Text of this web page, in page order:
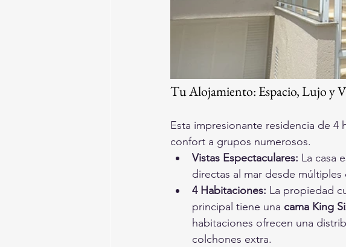
Tu Alojamiento: Espacio, Lujo y
Esta impresionante residencia de 4
confort a grupos numerosos.
Vistas Espectaculares: La casa
directas al mar desde múltiples
4 Habitaciones: La propiedad
principal tiene una cama King
habitaciones ofrecen una
colchones extra.